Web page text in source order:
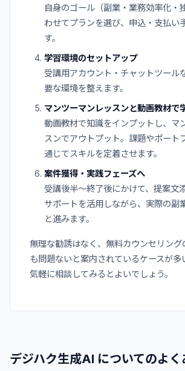
自身のゴール（副業・業務効率化・
わせてプランを選び、申込・支払い
す。
学習環境のセットアップ
受講用アカウント・チャットツール
要な環境を整えます。
マンツーマンレッスンと動画教材で
動画教材で知識をインプットし、マ
スンでアウトプット。課題やポート
通じてスキルを定着させます。
案件獲得・実践フェーズへ
受講後半〜終了後にかけて、提案文
サポートを活用しながら、実際の副
と進みます。
無理な勧誘はなく、無料カウンセリング
も問題ないと案内されているケースが多
気軽に相談してみるとよいでしょう。
デジハク生成AI についてのよく